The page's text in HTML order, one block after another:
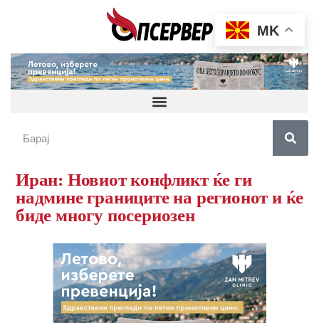
Иран: Новиот конфликт ќе ги
надмине границите на регионот и ќе
биде многу посериозен
MK